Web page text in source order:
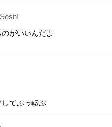
がいいんだよ
てぶっ転ぶ